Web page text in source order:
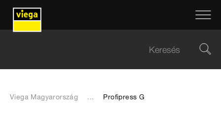
Viega Magyarország ... Profipress G